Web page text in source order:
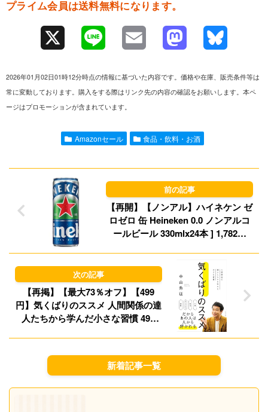
プライム会員は送料無料になります。
e
l o
o
n
y
2026年01月02日01時12分時点の情報に基づいた内容です。価格や在庫、販売条件等は
常に変動しております。購入をする際はリンク先の内容の確認をお願いします。本ペ
ージはプロモーションが含まれています。
Amazonセール 食品・飲料・お酒
【再開】【ノンアル】ハイネケン ゼ
ロゼロ 缶 Heineken 0.0 ノンアルコ
ールビール 330mlx24本 ] 1,782円
本）！プライム会員送料無料！
【再掲】【最大73％オフ】【499
円】気くばりのススメ 人間関係の達
人たちから学んだ小さな習慣 499
新着記事一覧